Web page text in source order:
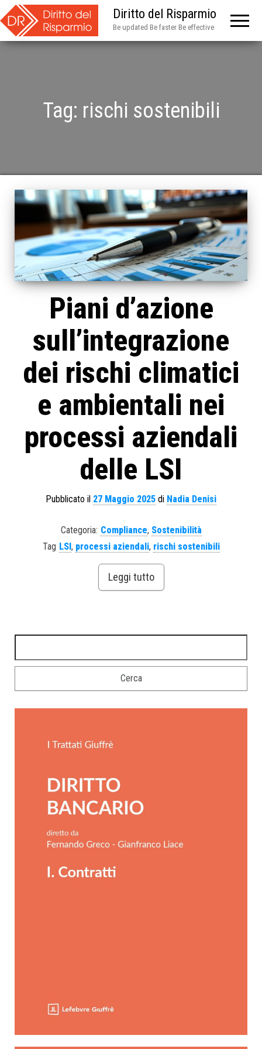
Diritto del Risparmio
Be updated Be faster Be effective
Tag: rischi sostenibili
Piani d’azione
sull’integrazione
dei rischi climatici
e ambientali nei
processi aziendali
delle LSI
Pubblicato il 27 Maggio 2025 di Nadia Denisi
Categoria: Compliance, Sostenibilità
Tag LSI , processi aziendali, rischi sostenibili
Leggi tutto